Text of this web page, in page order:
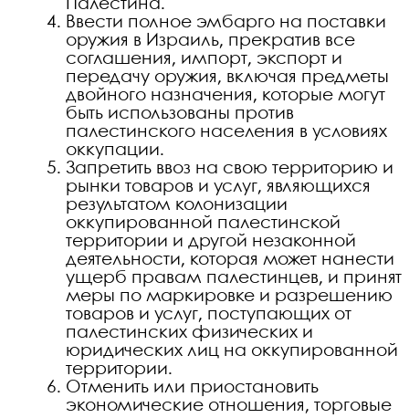
Палестина.
Ввести полное эмбарго на поставки
оружия в Израиль, прекратив все
соглашения, импорт, экспорт и
передачу оружия, включая предметы
двойного назначения, которые могут
быть использованы против
палестинского населения в условиях
оккупации.
Запретить ввоз на свою территорию и
рынки товаров и услуг, являющихся
результатом колонизации
оккупированной палестинской
территории и другой незаконной
деятельности, которая может нанести
ущерб правам палестинцев, и
меры по маркировке и разрешению
товаров и услуг, поступающих от
палестинских физических и
юридических лиц на оккупированной
территории.
Отменить или приостановить
экономические отношения, торговые